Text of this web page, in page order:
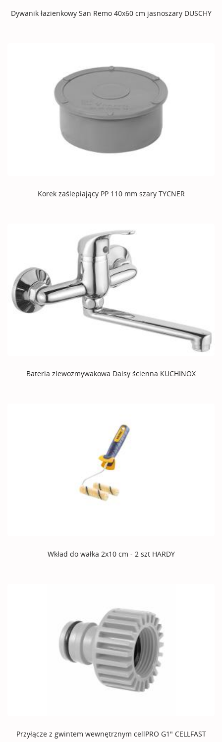
Dywanik łazienkowy San Remo 40x60 cm jasnoszary DUSCHY
Korek zaślepiający PP 110 mm szary TYCNER
Bateria zlewozmywakowa Daisy ścienna KUCHINOX
Wkład do wałka 2x10 cm - 2 szt HARDY
Przyłącze z gwintem wewnętrznym cellPRO G1" CELLFAST